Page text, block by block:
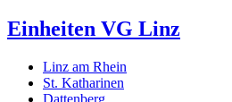
Einheiten VG Linz
Linz am Rhein
St. Katharinen